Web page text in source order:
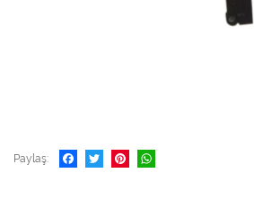
Paylaş